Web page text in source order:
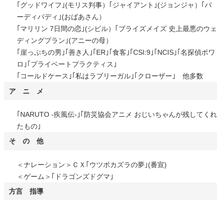
｢グッドワイフ｣(モリス判事）｢ジャイアント｣(ジョンジャ）｢バ
ーディバディ｣(おばあさん）
｢マリリン 7日間の恋｣(シビル）｢ブライズメイズ 史上最悪のウェ
ディングプラン｣(アニーの母）
｢崖っぷちの男｣｢善き人｣｢ER｣｢食客｣｢CSI:9｣｢NCIS｣｢名探偵ポワ
ロ｣｢プライベートプラクティス｣
｢コールドケース｣｢私はラブリーガル｣｢クローザー｣ 他多数
ア ニ メ
｢NARUTO -疾風伝-｣｢防災協会アニメ おじいちゃんが残してくれ
たもの｣
そ の 他
＜ナレーション＞ＣＸ｢ウツボカズラの夢｣(番宣)
＜ゲーム＞｢ドラゴンズドグマ｣
方言 指導